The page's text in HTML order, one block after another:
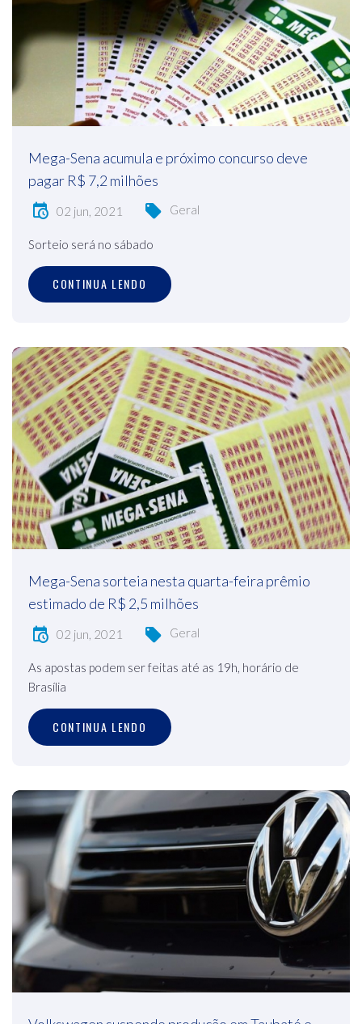
Mega-Sena acumula e próximo concurso deve
pagar R$ 7,2 milhões
02 jun, 2021 Geral
Sorteio será no sábado
CONTINUA LENDO
Mega-Sena sorteia nesta quarta-feira prêmio
estimado de R$ 2,5 milhões
02 jun, 2021 Geral
As apostas podem ser feitas até as 19h, horário de
Brasília
CONTINUA LENDO